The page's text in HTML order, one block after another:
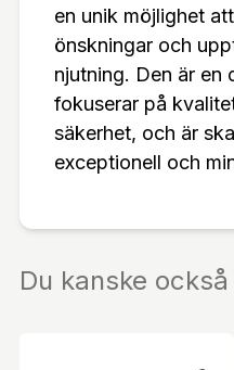
en unik möjlighet
önskningar och
njutning. Den är en
fokuserar på
säkerhet, och är
exceptionell och
Du kanske